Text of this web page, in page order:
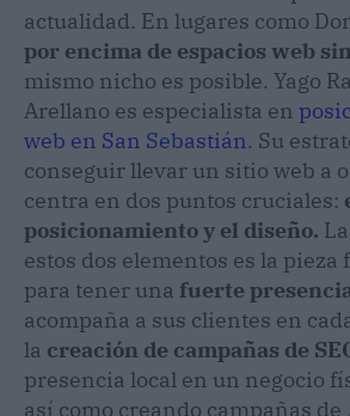
actualidad. En lugares como
por encima de espacios web
mismo nicho es posible. Yago
Arellano es especialista en
web en San Sebastián. Su
conseguir llevar un sitio web a
centra en dos puntos cruciales:
posicionamiento y el diseño.
estos dos elementos es la
para tener una fuerte
acompaña a sus clientes en
la creación de campañas de
presencia local en un negocio
así como creando campañas de